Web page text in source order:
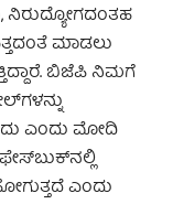
ನಿರುದ್ಯೋಗದಂತಹ
ಮಾಡಲು
ಬಿಜೆಪಿ ನಿಮಗೆ
ಎಂದು ಮೋದಿ
ಫೇಸ್‌ಬುಕ್‌ನಲ್ಲಿ
ಎಂದು